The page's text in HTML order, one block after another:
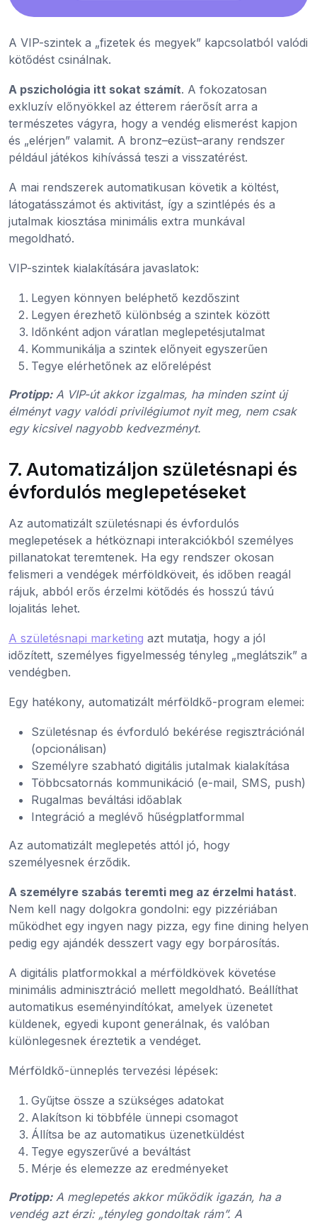
A VIP-szintek a „fizetek és megyek” kapcsolatból valódi
kötődést csinálnak.
A pszichológia itt sokat számít. A fokozatosan
exkluzív előnyökkel az étterem ráerősít arra a
természetes vágyra, hogy a vendég elismerést kapjon
és „elérjen” valamit. A bronz–ezüst–arany rendszer
például játékos kihívássá teszi a visszatérést.
A mai rendszerek automatikusan követik a költést,
látogatásszámot és aktivitást, így a szintlépés és a
jutalmak kiosztása minimális extra munkával
megoldható.
VIP-szintek kialakítására javaslatok:
Legyen könnyen beléphető kezdőszint
Legyen érezhető különbség a szintek között
Időnként adjon váratlan meglepetésjutalmat
Kommunikálja a szintek előnyeit egyszerűen
Tegye elérhetőnek az előrelépést
Protipp: A VIP-út akkor izgalmas, ha minden szint új
élményt vagy valódi privilégiumot nyit meg, nem csak
egy kicsivel nagyobb kedvezményt.
7. Automatizáljon születésnapi és
évfordulós meglepetéseket
Az automatizált születésnapi és évfordulós
meglepetések a hétköznapi interakciókból személyes
pillanatokat teremtenek. Ha egy rendszer okosan
felismeri a vendégek mérföldköveit, és időben reagál
rájuk, abból erős érzelmi kötődés és hosszú távú
lojalitás lehet.
A születésnapi marketing azt mutatja, hogy a jól
időzített, személyes figyelmesség tényleg „meglátszik” a
vendégben.
Egy hatékony, automatizált mérföldkő-program elemei:
Születésnap és évforduló bekérése regisztrációnál
(opcionálisan)
Személyre szabható digitális jutalmak kialakítása
Többcsatornás kommunikáció (e-mail, SMS, push)
Rugalmas beváltási időablak
Integráció a meglévő hűségplatformmal
Az automatizált meglepetés attól jó, hogy
személyesnek érződik.
A személyre szabás teremti meg az érzelmi hatást.
Nem kell nagy dolgokra gondolni: egy pizzériában
működhet egy ingyen nagy pizza, egy fine dining helyen
pedig egy ajándék desszert vagy egy borpárosítás.
A digitális platformokkal a mérföldkövek követése
minimális adminisztráció mellett megoldható. Beállíthat
automatikus eseményindítókat, amelyek üzenetet
küldenek, egyedi kupont generálnak, és valóban
különlegesnek éreztetik a vendéget.
Mérföldkő-ünneplés tervezési lépések:
Gyűjtse össze a szükséges adatokat
Alakítson ki többféle ünnepi csomagot
Állítsa be az automatikus üzenetküldést
Tegye egyszerűvé a beváltást
Mérje és elemezze az eredményeket
Protipp: A meglepetés akkor működik igazán, ha a
vendég azt érzi: „tényleg gondoltak rám”. A